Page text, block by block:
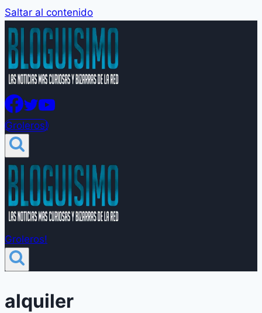
Saltar al contenido
Groleros!
Groleros!
alquiler